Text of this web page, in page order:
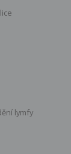
lymfy